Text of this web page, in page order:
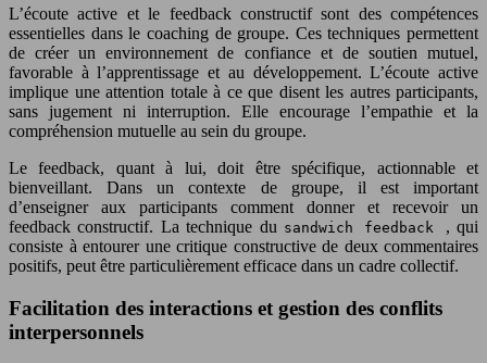
L’écoute active et le feedback constructif sont des compétences
essentielles dans le coaching de groupe. Ces techniques permettent
de créer un environnement de confiance et de soutien mutuel,
favorable à l’apprentissage et au développement. L’écoute active
implique une attention totale à ce que disent les autres participants,
sans jugement ni interruption. Elle encourage l’empathie et la
compréhension mutuelle au sein du groupe.
Le feedback, quant à lui, doit être spécifique, actionnable et
bienveillant. Dans un contexte de groupe, il est important
d’enseigner aux participants comment donner et recevoir un
feedback constructif. La technique du sandwich feedback , qui
consiste à entourer une critique constructive de deux commentaires
positifs, peut être particulièrement efficace dans un cadre collectif.
Facilitation des interactions et gestion des conflits
interpersonnels